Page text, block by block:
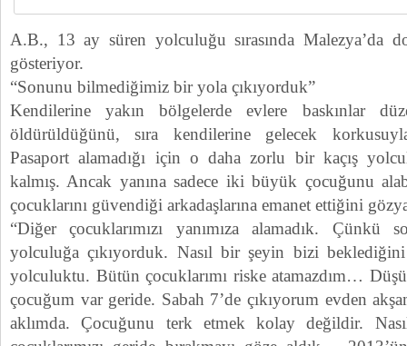
A.B., 13 ay süren yolculuğu sırasında Malezya’da
gösteriyor.
“Sonunu bilmediğimiz bir yola çıkıyorduk”
Kendilerine yakın bölgelerde evlere baskınlar
öldürüldüğünü, sıra kendilerine gelecek
Pasaport alamadığı için o daha zorlu bir kaçış
kalmış. Ancak yanına sadece iki büyük çocuğunu
çocuklarını güvendiği arkadaşlarına emanet ettiğini
“Diğer çocuklarımızı yanımıza alamadık.
yolculuğa çıkıyorduk. Nasıl bir şeyin bizi
yolculuktu. Bütün çocuklarımı riske atamazdım…
çocuğum var geride. Sabah 7’de çıkıyorum evden
aklımda. Çocuğunu terk etmek kolay değildir.